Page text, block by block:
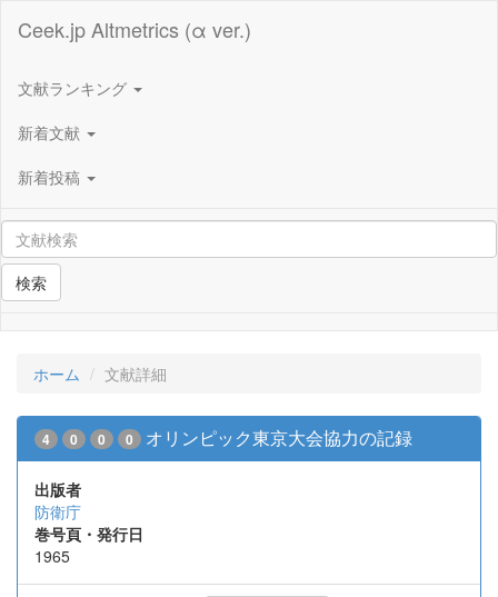
Ceek.jp Altmetrics (α ver.)
文献ランキング
新着文献
新着投稿
検索
ホーム 文献詳細
4 0 0 0 オリンピック東京大会協力の記録
出版者
防衛庁
巻号頁・発行日
1965